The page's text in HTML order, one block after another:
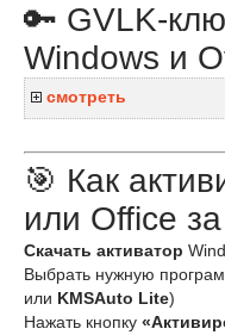
🔑 GVLK-
Windows и
смотреть
🎯 Как
или Office
Скачать активатор
Выбрать нужную
или KMSAuto Lite)
Нажать кнопку